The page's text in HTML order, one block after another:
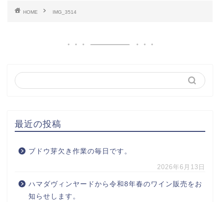
HOME IMG_3514
最近の投稿
ブドウ芽欠き作業の毎日です。
2026年6月13日
ハマダヴィンヤードから令和8年春のワイン販売をお
知らせします。